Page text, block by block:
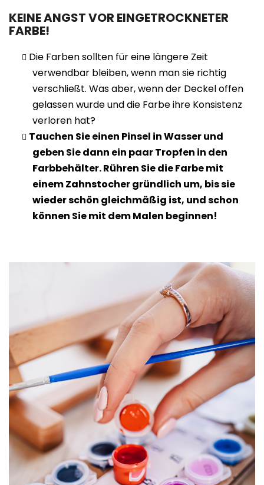
KEINE ANGST VOR EINGETROCKNETER
FARBE!
Die Farben sollten für eine längere Zeit
verwendbar bleiben, wenn man sie richtig
verschließt. Was aber, wenn der Deckel offen
gelassen wurde und die Farbe ihre Konsistenz
verloren hat?
Tauchen Sie einen Pinsel in Wasser und
geben Sie dann ein paar Tropfen in den
Farbbehälter. Rühren Sie die Farbe mit
einem Zahnstocher gründlich um, bis sie
wieder schön gleichmäßig ist, und schon
können Sie mit dem Malen beginnen!